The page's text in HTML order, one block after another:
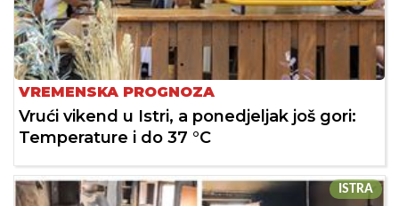
VREMENSKA PROGNOZA
Vrući vikend u Istri, a ponedjeljak još gori:
Temperature i do 37 °C
ISTRA